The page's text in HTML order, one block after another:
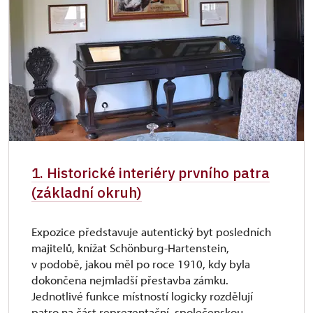
průkazu)
1. Historické interiéry prvního patra
(základní okruh)
Expozice představuje autentický byt posledních
majitelů, knížat Schönburg-Hartenstein,
v podobě, jakou měl po roce 1910, kdy byla
dokončena nejmladší přestavba zámku.
Jednotlivé funkce místností logicky rozdělují